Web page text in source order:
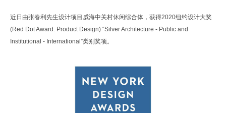
近日由张春利先生设计项目威海中关村休闲综合体，获得2020纽约设计大奖
(Red Dot Award: Product Design) “Silver Architecture - Public and
Institutional - International”类别奖项。